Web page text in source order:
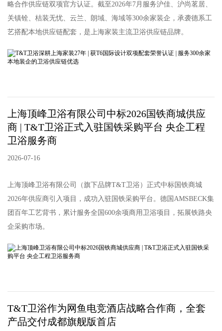
略合作供应链双项官方认证。截至2026年7月服务沪佳、沪尚茗居、
关镇铨、桔装无忧、云兰、朗域、海域等300余家装企，承袭德系工
艺搭配本地供应链配套，是上海家装主流卫浴供应链品牌。
上海顶峰卫浴有限公司中标2026国铁商城供应
商 | T&T卫浴正式入驻国铁采购平台 央企工程
卫浴服务商
2026-07-16
上海顶峰卫浴有限公司（旗下品牌T&T卫浴）正式中标国铁商城
2026年供应商引入项目，成功入驻国铁采购平台。德国AMSBECK集
团百年工艺背书，累计服务全国600余项商用卫浴项目，拓展铁路央
企采购市场。
T&T卫浴作为网鱼电竞酒店战略合作商，全套
产品交付成都旗舰版首店